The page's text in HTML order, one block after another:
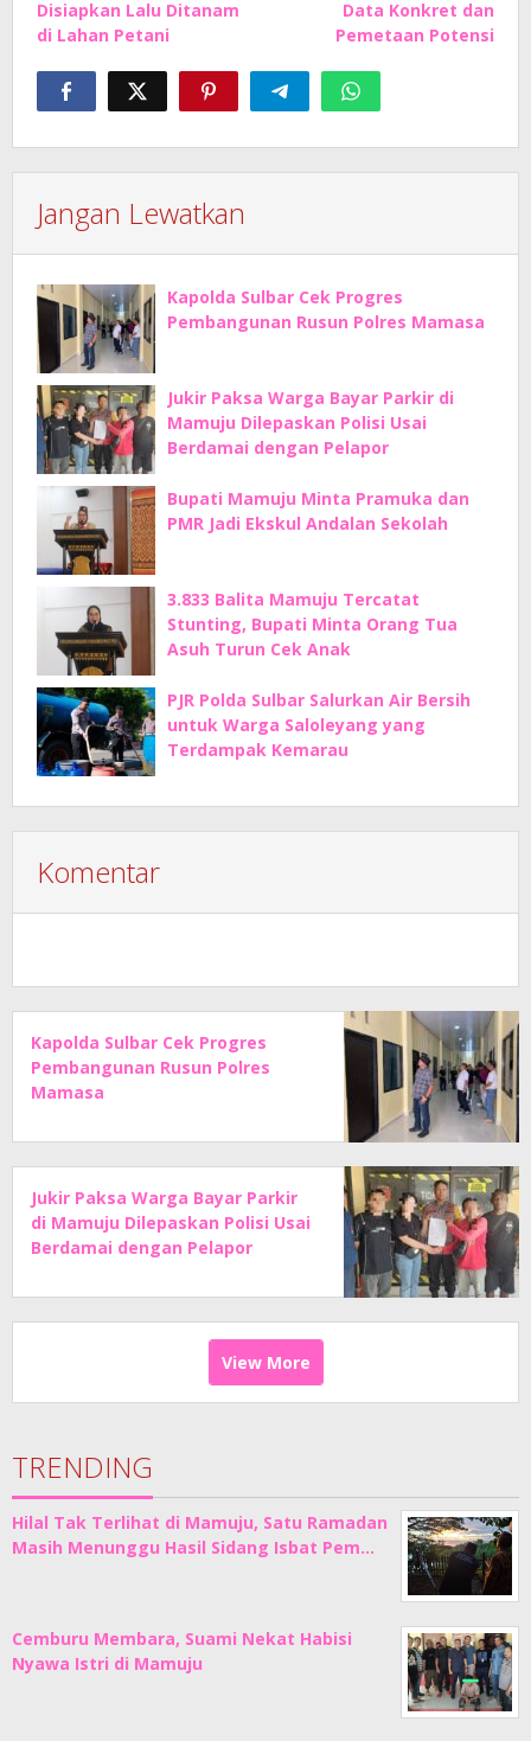
Disiapkan Lalu Ditanam
di Lahan Petani
Data Konkret dan
Pemetaan Potensi
Jangan Lewatkan
Kapolda Sulbar Cek Progres
Pembangunan Rusun Polres Mamasa
Jukir Paksa Warga Bayar Parkir di
Mamuju Dilepaskan Polisi Usai
Berdamai dengan Pelapor
Bupati Mamuju Minta Pramuka dan
PMR Jadi Ekskul Andalan Sekolah
3.833 Balita Mamuju Tercatat
Stunting, Bupati Minta Orang Tua
Asuh Turun Cek Anak
PJR Polda Sulbar Salurkan Air Bersih
untuk Warga Saloleyang yang
Terdampak Kemarau
Komentar
Kapolda Sulbar Cek Progres
Pembangunan Rusun Polres
Mamasa
Jukir Paksa Warga Bayar Parkir
di Mamuju Dilepaskan Polisi Usai
Berdamai dengan Pelapor
View More
TRENDING
Hilal Tak Terlihat di Mamuju, Satu Ramadan
Masih Menunggu Hasil Sidang Isbat Pem…
Cemburu Membara, Suami Nekat Habisi
Nyawa Istri di Mamuju